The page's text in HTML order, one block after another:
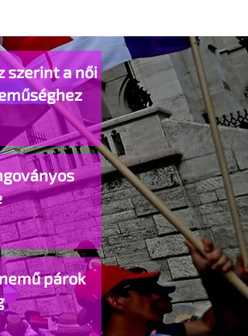
szerint a női
párok